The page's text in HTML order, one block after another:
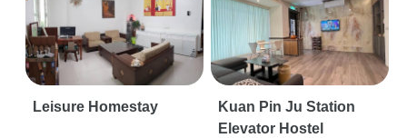
Leisure Homestay
Kuan Pin Ju Station
Elevator Hostel